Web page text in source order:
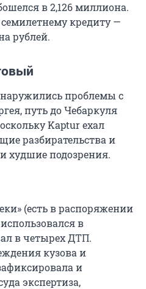
в 2,126 миллиона.
кредиту —
рублей.
проблемы с
путь до Чебаркуля
Kaptur ехал
разбирательства и
худшие подозрения.
(есть в распоряжении
в
в четырех ДТП.
кузова и
и
экспертиза,